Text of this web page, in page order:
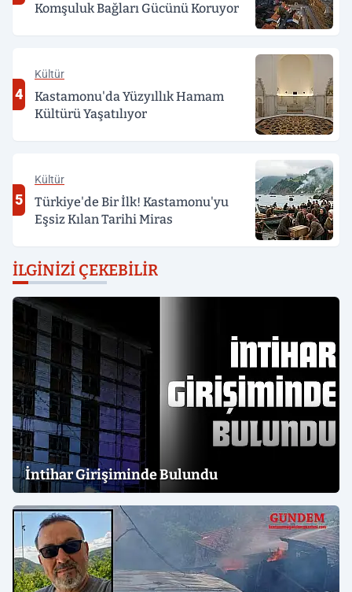
Komşuluk Bağları Gücünü Koruyor
4
Kültür
Kastamonu'da Yüzyıllık Hamam
Kültürü Yaşatılıyor
5
Kültür
Türkiye'de Bir İlk! Kastamonu'yu
Eşsiz Kılan Tarihi Miras
İLGINIZI ÇEKEBILIR
İntihar Girişiminde Bulundu